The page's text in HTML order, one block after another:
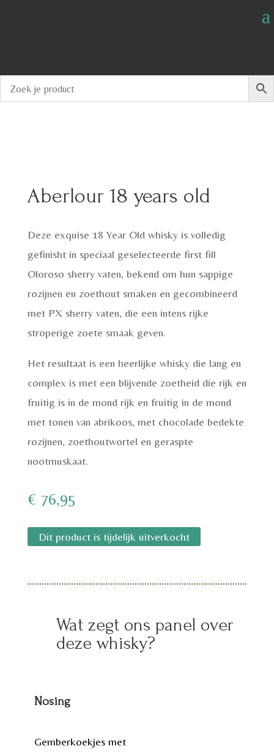
Aberlour 18 years old
Deze exquise 18 Year Old whisky is volledig
gefinisht in speciaal geselecteerde first fill
Oloroso sherry vaten, bekend om hun sappige
rozijnen en zoethout smaken en gecombineerd
met PX sherry vaten, die een intens rijke
stroperige zoete smaak geven.
Het resultaat is een heerlijke whisky die lang en
complex is met een blijvende zoetheid die rijk en
fruitig is in de mond rijk en fruitig in de mond
met tonen van abrikoos, met chocolade bedekte
rozijnen, zoethoutwortel en geraspte
nootmuskaat.
€ 76,95
Dit product is tijdelijk uitverkocht
Wat zegt ons panel over
deze whisky?
Nosing
Gemberkoekjes met